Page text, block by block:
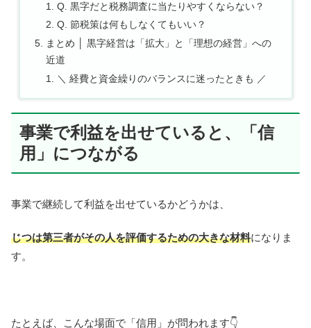
Q. 黒字だと税務調査に当たりやすくならない？
Q. 節税策は何もしなくてもいい？
まとめ │ 黒字経営は「拡大」と「理想の経営」への
近道
＼ 経費と資金繰りのバランスに迷ったときも ／
事業で利益を出せていると、「信
用」につながる
事業で継続して利益を出せているかどうかは、
じつは第三者がその人を評価するための大きな材料になりま
す。
たとえば、こんな場面で「信用」が問われます👇